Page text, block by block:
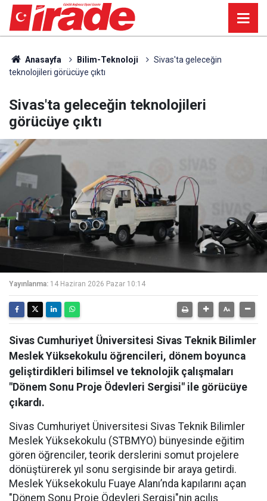
Anasayfa Bilim-Teknoloji
Sivas'ta geleceğin
teknolojileri görücüye çıktı
Sivas'ta geleceğin teknolojileri
görücüye çıktı
Yayınlanma: 14 Haziran 2026 Pazar 10:14
Sivas Cumhuriyet Üniversitesi Sivas Teknik Bilimler
Meslek Yüksekokulu öğrencileri, dönem boyunca
geliştirdikleri bilimsel ve teknolojik çalışmaları
"Dönem Sonu Proje Ödevleri Sergisi" ile görücüye
çıkardı.
Sivas Cumhuriyet Üniversitesi Sivas Teknik Bilimler
Meslek Yüksekokulu (STBMYO) bünyesinde eğitim
gören öğrenciler, teorik derslerini somut projelere
dönüştürerek yıl sonu sergisinde bir araya getirdi.
Meslek Yüksekokulu Fuaye Alanı’nda kapılarını açan
"Dönem Sonu Proje Ödevleri Sergisi"nin açılış